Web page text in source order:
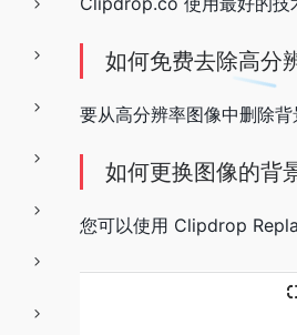
如何免费去除高分
要从高分辨率图像中删除
如何更换图像的背
您可以使用 Clipdrop